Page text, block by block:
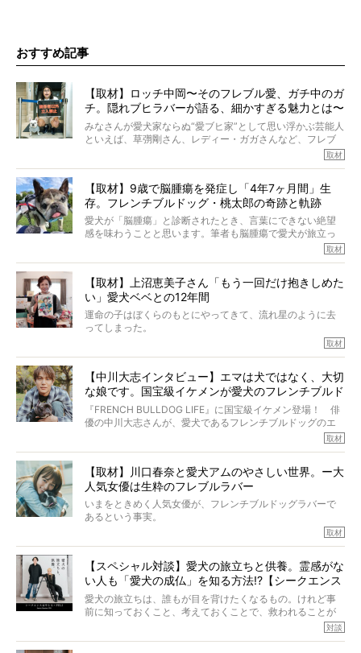
おすすめ記事
【取材】ロッチ中岡〜そのフレブル愛、ガチ中のガ
チ。隠れブヒラバーが語る、細かすぎる魅力とは〜
【前編】
みなさんが愛犬家ならぬ“愛ブヒ家”として思い浮かぶ芸能人
といえば、草彅剛さん、レディー・ガガさんなど、フレブ
ルを飼っている方が多いと思います。が、ロッチ中岡さん
んのインスタグラムを覗くと、たくさんのフレブルアカウ
ントがフォローされていて、わが『FRENCH BULLDOG
LIFE』モデルのnicoやトーラスも、その中の一頭。
そんな中岡さんに、フレブルの魅力を語っていただきまし
た。そのブヒ愛っぷりは、思ってた以上！ ガチ中のガチ
取材
【取材】9歳で脳腫瘍を発症し「4年7ヶ月間」生
存。フレンチブルドッグ・桃太郎の奇跡と軌跡
愛犬が「脳腫瘍」と診断されたとき、言葉にできない絶望
感を味わうことと思います。筆者も脳腫瘍で愛犬が旅立っ
たひとり。だからこそ、どれほど厄介で困難な病気かを理
ところが、フレンチブルドッグの桃太郎は9歳で脳腫瘍を発
症し、なんと4年7ヶ月間も生き抜いたのです。旅立ったと
きの年齢は13歳と11ヶ月、レジェンド級のレジェンドでし
た。さらには、治療後3年間は一度も発作が起きなかったと
いいます。
この事実はフレンチブルドッグだけでなく、脳腫瘍と闘う
太郎のオーナーである佐藤さんご夫婦に、治療の選択やケ
アについて詳しくお話しをうかがいました。
取材
【取材】上沼恵美子さん「もう一回だけ抱きしめた
い」愛犬ベベとの12年間
運命の子はぼくらのもとにやってきて、流れ星のように去
ってしまった。
り添いたいと思う。
その悲しみをいますぐ解消することはできないが、話をき
いて、泣いたり笑ったりするのもいいだろう。
こんな子だった、こんなにいい子だった、ほんとうに愛し
ていたと。
ぼくらは上沼恵美子さんのご自宅へ伺って、お話をきこう
と思った。
取材
【中川大志インタビュー】エマは犬ではなく、大切
な娘です。国宝級イケメンが愛犬のフレンチブルド
ッグと一緒に登場
『FRENCH BULLDOG LIFE』に国宝級イケメン登場！ 俳
優の中川大志さんが、愛犬であるフレンチブルドッグのエ
マちゃん（2歳の女の子）にメロメロとの情報を聞きつけ、
カエピソードが次から次へと飛び出しました。
取材
【取材】川口春奈と愛犬アムのやさしい世界。ー大
人気女優は生粋のフレブルラバー
いまをときめく人気女優が、フレンチブルドッグラバーで
あるという事実。
とりを目の当たりにするほどに、そのフレンチブルドッグ
愛がわたしたちのそれとまったく同じであることに、なん
だかうれしくなってしまったのでした。
春奈さんとアムちゃんのすてきな暮らしを、BUHI編集長の
小西がいつくしみながら、切り取らせていただきます。
取材
【スペシャル対談】愛犬の旅立ちと供養。霊感がな
い人も「愛犬の成仏」を知る方法!?【シークエンス
はやとも×PELI】
愛犬の旅立ちは、誰もが目を背けたくなるもの。けれど事
前に知っておくこと、考えておくことで、救われることが
対談